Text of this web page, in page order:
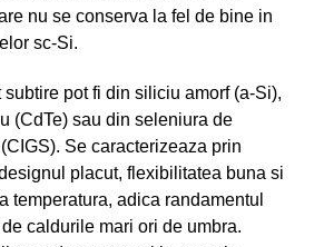
nu se conserva la fel de bine in
sc-Si.
subtire pot fi din siliciu amorf (a-Si),
(CdTe) sau din seleniura de
Se caracterizeaza prin
placut, flexibilitatea buna si
temperatura, adica randamentul
caldurile mari ori de umbra.